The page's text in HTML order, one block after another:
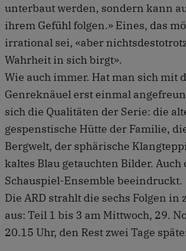
unterbaut werden, sondern kann
ihrem Gefühl folgen.» Eines, das
irrational sei, «aber
Wahrheit in sich birgt».
Wie auch immer. Hat man sich mit
Genreknäuel erst einmal
sich die Qualitäten der Serie: die
gespenstische Hütte der Familie,
Bergwelt, der sphärische
kaltes Blau getauchten Bilder. Auch
Schauspiel-Ensemble beeindruckt.
Die ARD strahlt die sechs Folgen in
aus: Teil 1 bis 3 am Mittwoch, 29.
20.15 Uhr, den Rest zwei Tage